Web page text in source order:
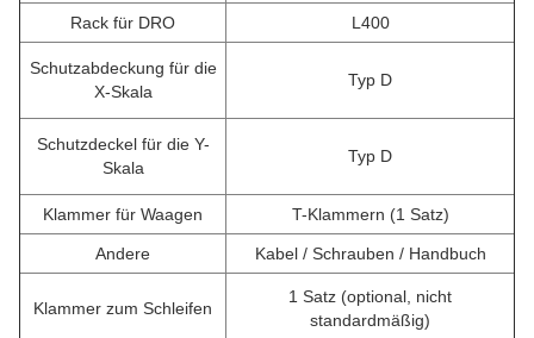
Rack für DRO L400
Schutzabdeckung für die
X-Skala
Typ D
Schutzdeckel für die Y-
Skala
Typ D
Klammer für Waagen T-Klammern (1 Satz)
Andere Kabel / Schrauben / Handbuch
Klammer zum Schleifen
1 Satz (optional, nicht
standardmäßig)